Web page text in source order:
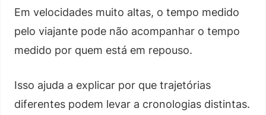
Em velocidades muito altas, o tempo medido
pelo viajante pode não acompanhar o tempo
medido por quem está em repouso.
Isso ajuda a explicar por que trajetórias
diferentes podem levar a cronologias distintas.